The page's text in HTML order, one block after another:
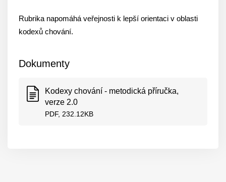
Rubrika napomáhá veřejnosti k lepší orientaci v oblasti
kodexů chování.
Dokumenty
Kodexy chování - metodická příručka,
verze 2.0
PDF, 232.12KB